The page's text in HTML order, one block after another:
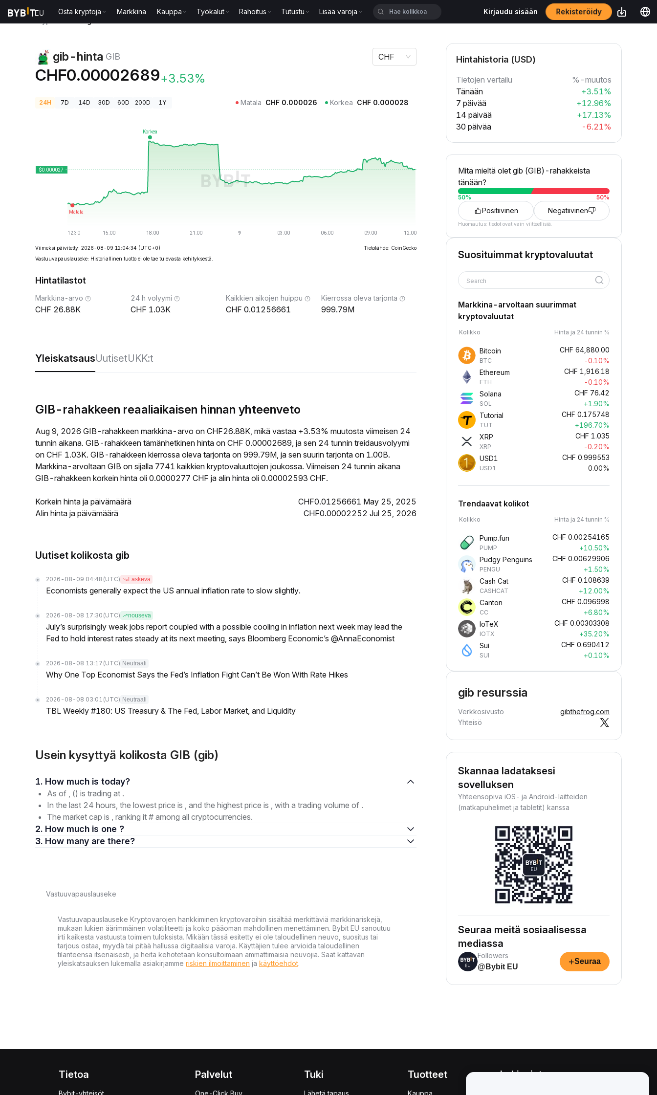
Osta kryptoja Markkina Kauppa Työkalut Rahoitus Tutustu Lisää varoja Kirjaudu sisään Rekisteröidy
gib-hinta GIB
CHF0.00002689+3.53%
CHF
24H 7D 14D 30D 60D 200D 1Y Matala CHF 0.000026 Korkea CHF 0.000028
Viimeksi päivitetty: 2026-08-09 12:04:34 (UTC+0)
Tietolähde: CoinGecko
Vastuuvapauslauseke: Historiallinen tuotto ei ole tae tulevasta kehityksestä.
Hintatilastot
Markkina-arvo
26.88K
24 h volyymi
1.03K
Kaikkien aikojen huippu
0.01256661
Kierrossa oleva tarjonta
999.79M
YleiskatsausUutisetUKK:t
GIB-rahakkeen reaaliaikaisen hinnan yhteenveto
Aug 9, 2026 GIB-rahakkeen markkina-arvo on CHF26.88K, mikä vastaa +3.53% muutosta viimeisen 24
tunnin aikana. GIB-rahakkeen tämänhetkinen hinta on CHF 0.00002689, ja sen 24 tunnin treidausvolyymi
on CHF 1.03K. GIB-rahakkeen kierrossa oleva tarjonta on 999.79M, ja sen suurin tarjonta on 1.00B.
Markkina-arvoltaan GIB on sijalla 7741 kaikkien kryptovaluuttojen joukossa. Viimeisen 24 tunnin aikana
GIB-rahakkeen korkein hinta oli 0.0000277 CHF ja alin hinta oli 0.00002593 CHF.
Korkein hinta ja päivämäärä
CHF0.01256661 May 25, 2025
Alin hinta ja päivämäärä
CHF0.00002252 Jul 25, 2026
Uutiset kolikosta gib
2026-08-09 04:48 (UTC) Laskeva
Economists generally expect the US annual inflation rate to slow slightly.
2026-08-08 17:30 (UTC) nouseva
July’s surprisingly weak jobs report coupled with a possible cooling in inflation next week may lead the
Fed to hold interest rates steady at its next meeting, says Bloomberg Economic’s @AnnaEconomist
2026-08-08 13:17 (UTC) Neutraali
Why One Top Economist Says the Fed’s Inflation Fight Can’t Be Won With Rate Hikes
2026-08-08 03:01 (UTC) Neutraali
TBL Weekly #180: US Treasury & The Fed, Labor Market, and Liquidity
Usein kysyttyä kolikosta GIB (gib)
1. How much is today?
As of , () is trading at .
In the last 24 hours, the lowest price is , and the highest price is , with a trading volume of .
The market cap is , ranking it # among all cryptocurrencies.
2. How much is one ?
3. How many are there?
Vastuuvapauslauseke
Vastuuvapauslauseke Kryptovarojen hankkiminen kryptovaroihin sisältää merkittäviä markkinariskejä,
mukaan lukien äärimmäinen volatiliteetti ja koko pääoman mahdollinen menettäminen. Bybit EU sanoutuu
irti kaikesta vastuusta toimien tuloksista. Mikään tässä esitetty ei ole taloudellinen neuvo, suositus tai
tarjous ostaa, myydä tai pitää hallussa digitaalisia varoja. Käyttäjien tulee arvioida taloudellinen
tilanteensa itsenäisesti, ja heitä kehotetaan konsultoimaan ammattimaisia neuvojia. Saat kattavan
yleiskatsauksen lukemalla asiakirjamme riskien ilmoittaminen ja käyttöehdot.
Hintahistoria (USD)
Tietojen vertailu
%-muutos
Tänään
+3.51%
7 päivää
+12.96%
14 päivää
+17.13%
30 päivää
-6.21%
Mitä mieltä olet gib (GIB)-rahakkeista
tänään?
50% 50%
Positiivinen Negatiivinen
Huomautus: tiedot ovat vain viitteellisiä.
Suosituimmat kryptovaluutat
Search
Markkina-arvoltaan suurimmat
kryptovaluutat
Kolikko Hinta ja 24 tunnin %
Bitcoin
BTC
CHF 64,880.00
-0.10%
Ethereum
ETH
CHF 1,916.18
-0.10%
Solana
SOL
CHF 76.42
+1.90%
Tutorial
TUT
CHF 0.175748
+196.70%
XRP
XRP
CHF 1.035
-0.20%
USD1
USD1
CHF 0.999553
0.00%
Trendaavat kolikot
Kolikko Hinta ja 24 tunnin %
Pump.fun
PUMP
CHF 0.00254165
+10.50%
Pudgy Penguins
PENGU
CHF 0.00629906
+1.50%
Cash Cat
CASHCAT
CHF 0.108639
+12.00%
Canton
CC
CHF 0.096998
+6.80%
IoTeX
IOTX
CHF 0.00303308
+35.20%
Sui
SUI
CHF 0.690412
+0.10%
gib resurssia
Verkkosivusto
gibthefrog.com
Yhteisö
Skannaa ladataksesi
sovelluksen
Yhteensopiva iOS- ja Android-laitteiden
(matkapuhelimet ja tabletit) kanssa
Seuraa meitä sosiaalisessa
mediassa
Followers
@Bybit EU
+Seuraa
Tietoa
Bybit-yhteisöt
Palvelut
One-Click Buy
Tuki
Lähetä tapaus
Tuotteet
Kauppa
Lakiasiat